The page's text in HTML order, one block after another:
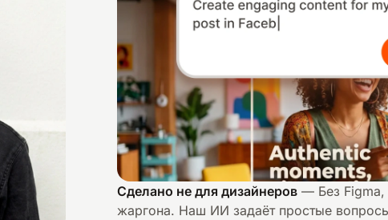
Сделано не для дизайнеров— Без Figma,
жаргона. Наш ИИ задаёт простые